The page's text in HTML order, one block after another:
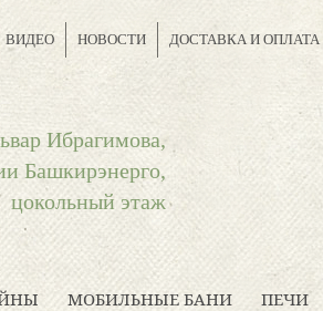
ВИДЕО НОВОСТИ ДОСТАВКА И ОПЛАТА
Ибрагимова,
Башкирэнерго,
цокольный этаж
МОБИЛЬНЫЕ БАНИ ПЕЧИ